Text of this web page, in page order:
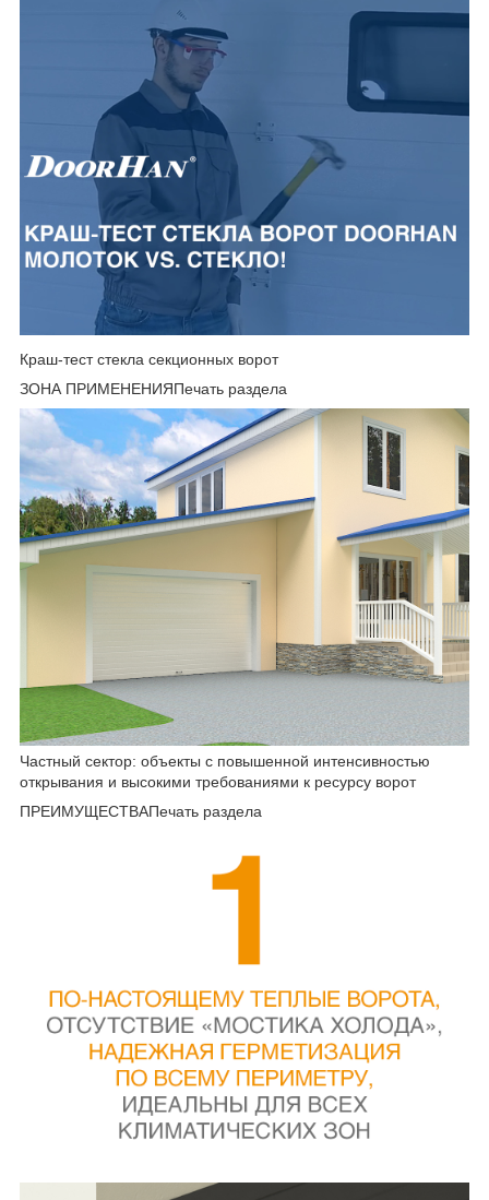
Краш-тест стекла секционных ворот
ЗОНА ПРИМЕНЕНИЯПечать раздела
Частный сектор: объекты с повышенной интенсивностью
открывания и высокими требованиями к ресурсу ворот
ПРЕИМУЩЕСТВАПечать раздела